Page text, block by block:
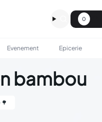
0
Evenement Epicerie
bambou